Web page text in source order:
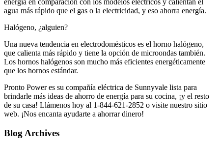
agua más rápido que el gas o la electricidad, y eso ahorra energía.
Halógeno, ¿alguien?
Una nueva tendencia en electrodomésticos es el horno halógeno,
que calienta más rápido y tiene la opción de microondas también.
Los hornos halógenos son mucho más eficientes energéticamente
que los hornos estándar.
Pronto Power es su compañía eléctrica de Sunnyvale lista para
brindarle más ideas de ahorro de energía para su cocina, ¡y el resto
de su casa! Llámenos hoy al 1-844-621-2852 o visite nuestro sitio
web. ¡Nos encanta ayudarte a ahorrar dinero!
Blog Archives